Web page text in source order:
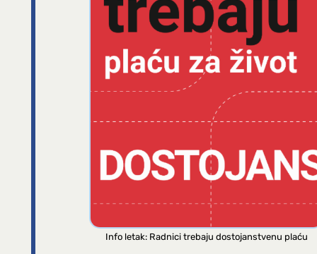
Info letak: Radnici trebaju dostojanstvenu plaću